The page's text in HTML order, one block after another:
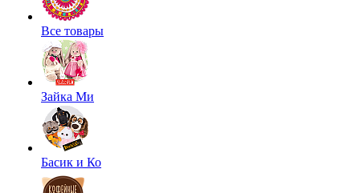
Все товары
Зайка Ми
Басик и Ко